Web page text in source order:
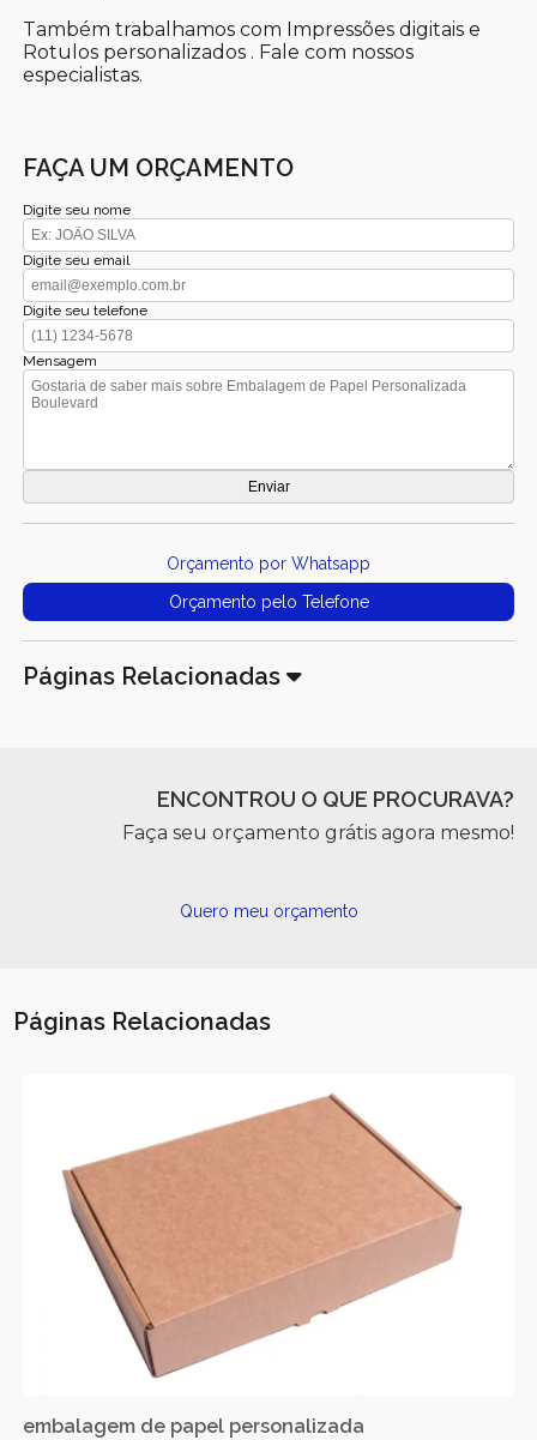
Também trabalhamos com Impressões digitais e
Rotulos personalizados . Fale com nossos
especialistas.
FAÇA UM ORÇAMENTO
Digite seu nome
Digite seu email
Digite seu telefone
Mensagem
Orçamento por Whatsapp
Orçamento pelo Telefone
Páginas Relacionadas
ENCONTROU O QUE PROCURAVA?
Faça seu orçamento grátis agora mesmo!
Quero meu orçamento
Páginas Relacionadas
embalagem de papel personalizada